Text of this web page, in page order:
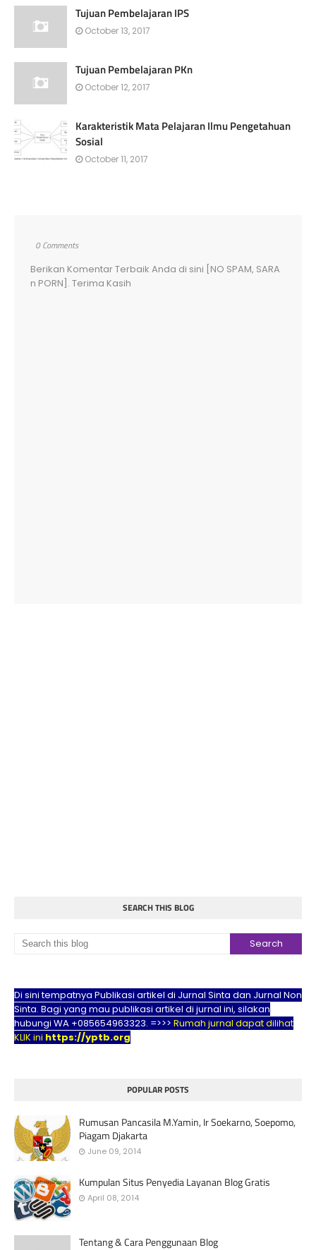
Tujuan Pembelajaran IPS
October 13, 2017
Tujuan Pembelajaran PKn
October 12, 2017
Karakteristik Mata Pelajaran Ilmu Pengetahuan
Sosial
October 11, 2017
0 Comments
Berikan Komentar Terbaik Anda di sini [NO SPAM, SARA
n PORN]. Terima Kasih
SEARCH THIS BLOG
Di sini tempatnya Publikasi artikel di Jurnal Sinta dan Jurnal Non
Sinta. Bagi yang mau publikasi artikel di jurnal ini, silakan
hubungi WA +085654963323. =>>> Rumah jurnal dapat dilihat
KLIK ini https://yptb.org
POPULAR POSTS
Rumusan Pancasila M.Yamin, Ir Soekarno, Soepomo,
Piagam Djakarta
June 09, 2014
Kumpulan Situs Penyedia Layanan Blog Gratis
April 08, 2014
Tentang & Cara Penggunaan Blog